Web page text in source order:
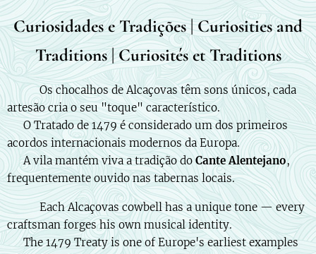
Curiosidades e Tradições | Curiosities and
Traditions | Curiosités et Traditions
🇵🇹 🔔 Os chocalhos de Alcaçovas têm sons únicos, cada
artesão cria o seu "toque" característico.
📜 O Tratado de 1479 é considerado um dos primeiros
acordos internacionais modernos da Europa.
🎶 A vila mantém viva a tradição doCante Alentejano,
frequentemente ouvido nas tabernas locais.
🇬🇧 🔔 Each Alcaçovas cowbell has a unique tone — every
craftsman forges his own musical identity.
📜 The 1479 Treaty is one of Europe's earliest examples